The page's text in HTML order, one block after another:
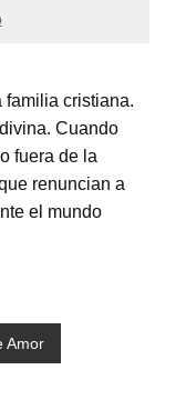
familia cristiana.
Cuando
fuera de la
renuncian a
el mundo
Amor